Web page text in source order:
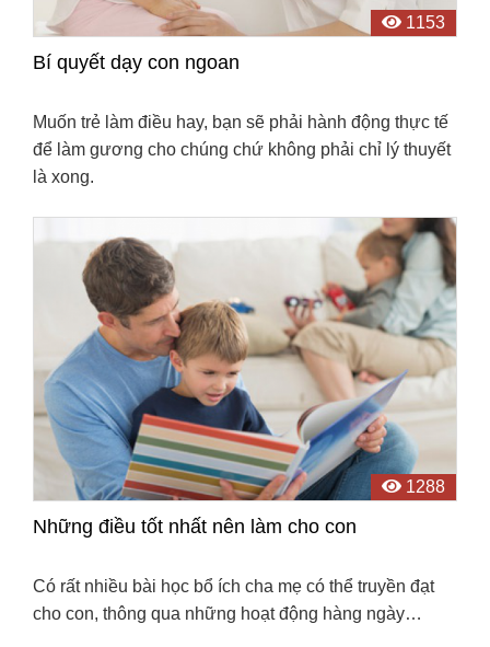
1153
Bí quyết dạy con ngoan
Muốn trẻ làm điều hay, bạn sẽ phải hành động thực tế
để làm gương cho chúng chứ không phải chỉ lý thuyết
là xong.
1288
Những điều tốt nhất nên làm cho con
Có rất nhiều bài học bổ ích cha mẹ có thể truyền đạt
cho con, thông qua những hoạt động hàng ngày…